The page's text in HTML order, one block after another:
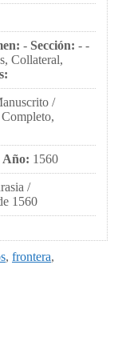
- Sección: - -
Collateral,
/
Año: 1560
/
1560
, frontera,